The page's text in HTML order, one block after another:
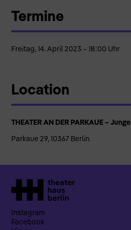
Termine
Freitag, 14. April 2023 – 18:00 Uhr
Location
THEATER AN DER PARKAUE –
Parkaue 29, 10367 Berlin
Instagram
Facebook